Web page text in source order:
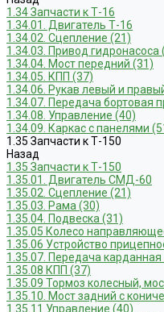
1.34 Запчасти к Т-16
1.34.01. Двигатель Т-16
1.34.02. Сцепление (21)
1.34.03. Привод гидронасоса
1.34.04. Мост передний (31)
1.34.05. КПП (37)
1.34.06. Рукав левый и
1.34.07. Передача бортовая
1.34.08. Управление (40)
1.34.09. Каркас с панелями
1.35 Запчасти к Т-150
Назад
1.35 Запчасти к Т-150
1.35.01. Двигатель СМД-60
1.35.02. Сцепление (21)
1.35.03. Рама (30)
1.35.04. Подвеска (31)
1.35.05 Колесо
1.35.06 Устройство
1.35.07. Передача карданная
1.35.08 КПП (37)
1.35.09 Тормоз колесный,
1.35.10. Мост задний с
1.35.11 Управление (40)